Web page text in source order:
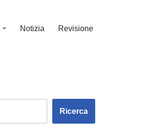
Notizia Revisione
Ricerca